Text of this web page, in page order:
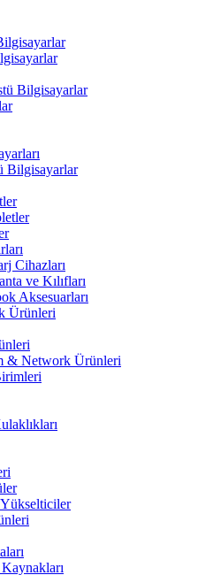
Bilgisayarlar
Bilgisayarlar
Cihazları
ve Kılıfları
Aksesuarları
Ürünleri
& Network Ürünleri